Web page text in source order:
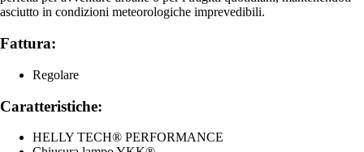
asciutto in condizioni meteorologiche imprevedibili.
Fattura:
Regolare
Caratteristiche:
HELLY TECH® PERFORMANCE